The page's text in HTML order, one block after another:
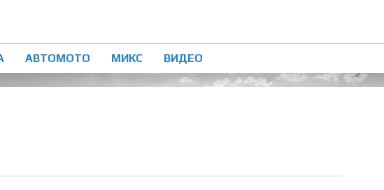
АВТОМОТО МИКС ВИДЕО